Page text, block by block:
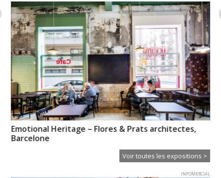
Emotional Heritage – Flores & Prats architectes,
Barcelone
Voir toutes les expositions >
INFOMERCIAL